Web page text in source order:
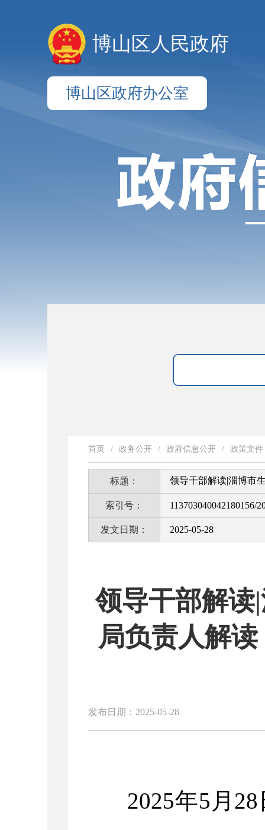
博山区人民政府
博山区政府办公室
首页 / 政务公开 / 政府信息公开 / 政策文件
标题： 领导干部解读|淄博市
索引号： 113703040042180156/
发文日期： 2025-05-28
领导干部解读
局负责人解
发布日期：2025-05-28
2025年5月